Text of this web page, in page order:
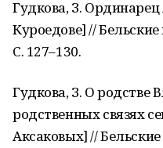
Гудкова, З.
Куроедове] //
С. 127–130.
Гудкова, З. О родстве
родственных связях
Аксаковых] //